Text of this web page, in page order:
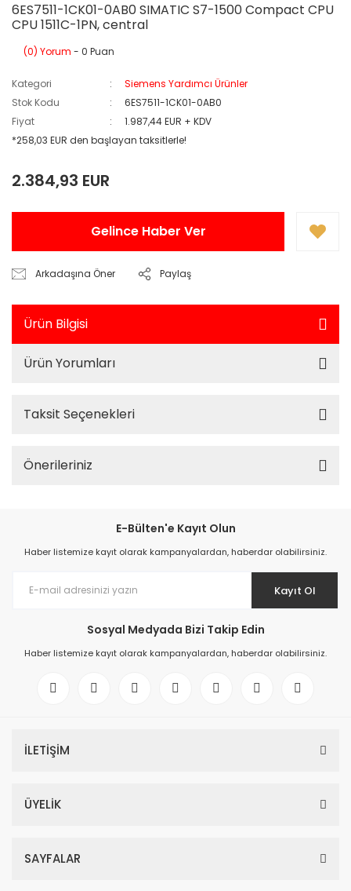
6ES7511-1CK01-0AB0 SIMATIC S7-1500 Compact CPU
CPU 1511C-1PN, central
(0) Yorum - 0 Puan
Kategori
Siemens Yardımcı Ürünler
Stok Kodu
6ES7511-1CK01-0AB0
Fiyat
1.987,44 EUR + KDV
*258,03 EUR den başlayan taksitlerle!
2.384,93 EUR
Gelince Haber Ver
Arkadaşına Öner Paylaş
Ürün Bilgisi
Ürün Yorumları
Taksit Seçenekleri
Önerileriniz
E-Bülten'e Kayıt Olun
Haber listemize kayıt olarak kampanyalardan, haberdar olabilirsiniz.
Kayıt Ol
Sosyal Medyada Bizi Takip Edin
Haber listemize kayıt olarak kampanyalardan, haberdar olabilirsiniz.
İLETİŞİM
ÜYELİK
SAYFALAR